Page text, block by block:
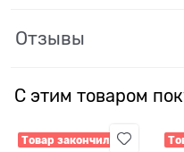
Отзывы
С этим товаром
Товар закончился